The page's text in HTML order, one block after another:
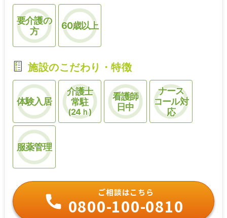
要介護の
方
60歳以上
施設のこだわり・特徴
体験入居
介護士
常駐
(24ｈ)
看護師
日中
ナース
コール対
応
服薬管理
ご相談はこちら
0800-100-0810